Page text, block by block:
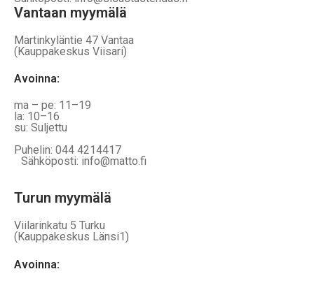
Vantaan myymälä
Martinkyläntie 47 Vantaa
(Kauppakeskus Viisari)
Avoinna:
ma – pe: 11–19
la: 10–16
su: Suljettu
Puhelin: 044 4214417
Sähköposti: info@matto.fi
Turun myymälä
Viilarinkatu 5 Turku
(Kauppakeskus Länsi1)
Avoinna: